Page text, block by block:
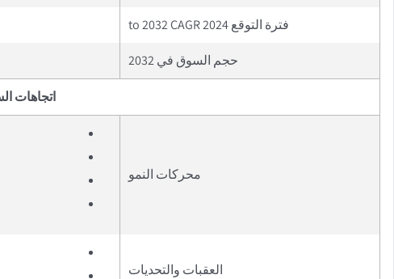
فترة التوقع 2024 to 2032 CAGR
حجم السوق في 2032
اتجاهات
محركات النمو
العقبات والتحديات